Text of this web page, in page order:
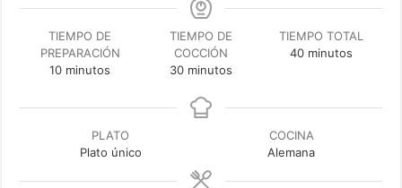
TIEMPO DE
PREPARACIÓN
10minutos
minutos
TIEMPO DE
COCCIÓN
30minutos
minutos
TIEMPO TOTAL
40minutos
minutos
PLATO
Plato único
COCINA
Alemana